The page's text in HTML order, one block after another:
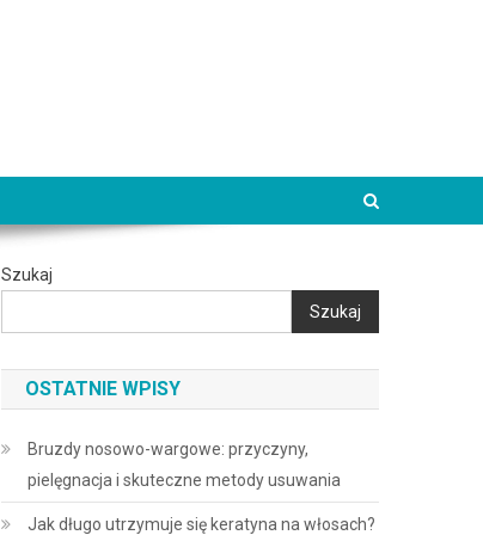
Szukaj
Szukaj
OSTATNIE WPISY
Bruzdy nosowo-wargowe: przyczyny,
pielęgnacja i skuteczne metody usuwania
Jak długo utrzymuje się keratyna na włosach?